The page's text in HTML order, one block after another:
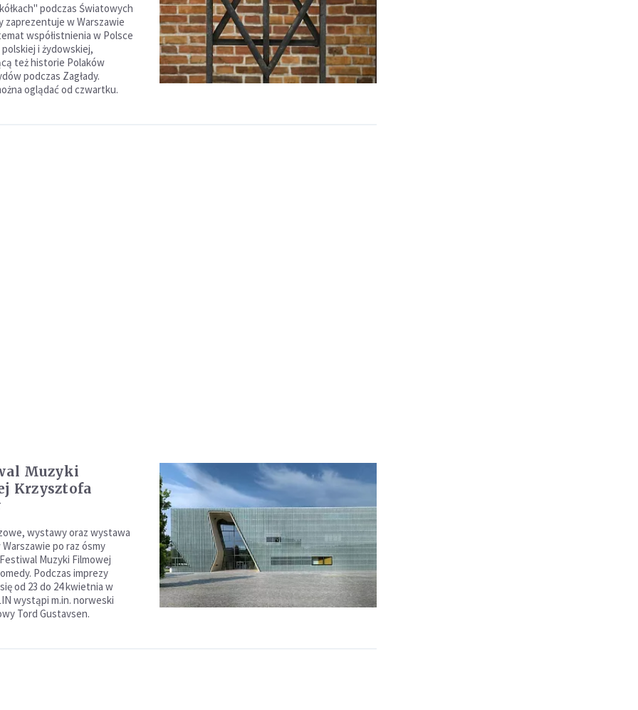
podczas Światowych
zaprezentuje w Warszawie
współistnienia w Polsce
i żydowskiej,
też historie Polaków
podczas Zagłady.
oglądać od czwartku.
Muzyki
Krzysztofa
wystawy oraz wystawa
po raz ósmy
Muzyki Filmowej
Podczas imprezy
od 23 do 24 kwietnia w
wystąpi m.in. norweski
Tord Gustavsen.